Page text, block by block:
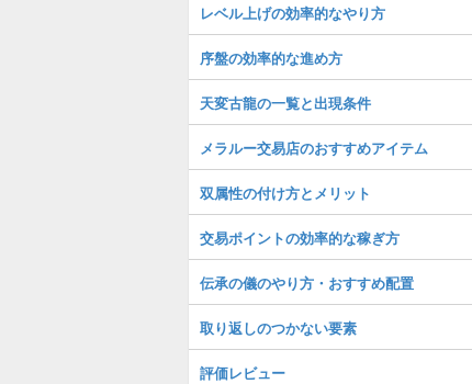
レベル上げの効率的なやり方
序盤の効率的な進め方
天変古龍の一覧と出現条件
メラルー交易店のおすすめアイテム
双属性の付け方とメリット
交易ポイントの効率的な稼ぎ方
伝承の儀のやり方・おすすめ配置
取り返しのつかない要素
評価レビュー